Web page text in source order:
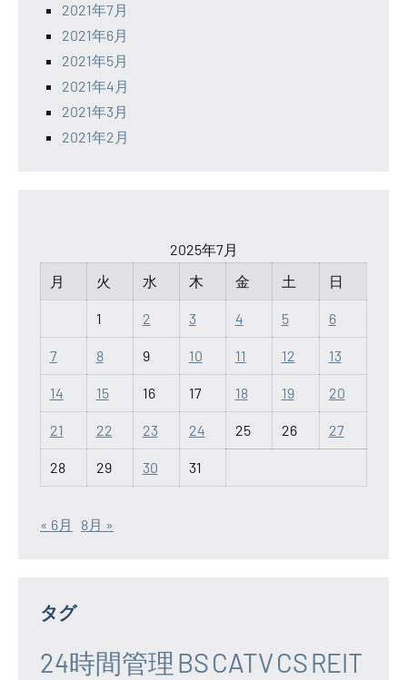
2021年7月
2021年6月
2021年5月
2021年4月
2021年3月
2021年2月
2025年7月
月
火 水 木 金 土 日
1 2 3 4 5 6
7 8 9 10 11 12 13
14 15 16 17 18 19 20
21 22 23 24 25 26 27
28 29 30 31
« 6月 8月 »
タグ
24時間管理 BSCATVCSREIT